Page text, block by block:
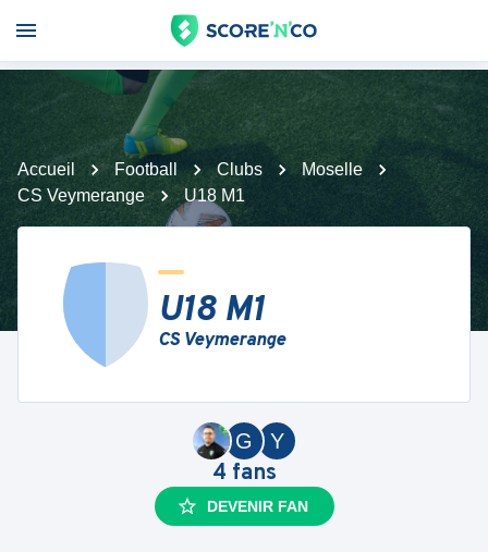
Accueil Football Clubs
Moselle
CS Veymerange
U18 M1
U18 M1
CS Veymerange
Y
G
4 fans
DEVENIR FAN